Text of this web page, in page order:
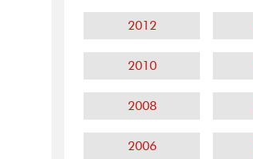
2012
2010
2008
2006